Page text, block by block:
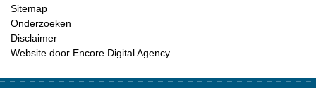
Sitemap
Onderzoeken
Disclaimer
Website door Encore Digital Agency